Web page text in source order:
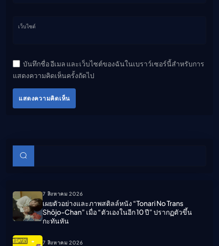
เว็บไซต์
บันทึกชื่อ อีเมล และเว็บไซต์ของฉันในเบราว์เซอร์นี้สำหรับการ
แสดงความคิดเห็นครั้งถัดไป
แสดงความคิดเห็น
บทความย่อย
7 สิงหาคม 2026
เผยตัวอย่างและภาพสติลล์หนัง “Tonari No Trans
Shōjo-Chan” เมื่อ “ตัวเองในอีก 10 ปี” ปรากฏตัวขึ้น
กะทันหัน
7 สิงหาคม 2026